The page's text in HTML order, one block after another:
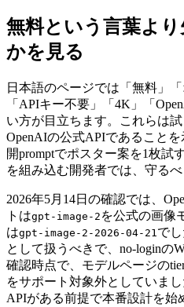
無料という言葉よ
かを見る
日本語のページでは「無料」
「APIキー不要」「4K」「
い方が目立ちます。これらは
OpenAIの公式APIであること
開promptでポスター案を1枚試
を組み込む開発者では、守るべ
2026年5月14日の確認では、
トはgpt-image-2 を公式の画像
はgpt-image-2-2026-04-21 で
として扱うべきで、no-loginの
確認時点で、モデルページの
をサポート対象外としていま
APIがある前提で本番設計を始